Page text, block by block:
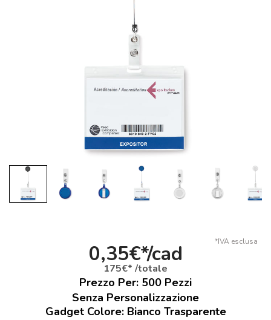
*IVA esclusa
0,35€*/cad
175€* /totale
Prezzo Per: 500 Pezzi
Senza Personalizzazione
Gadget Colore: Bianco Trasparente